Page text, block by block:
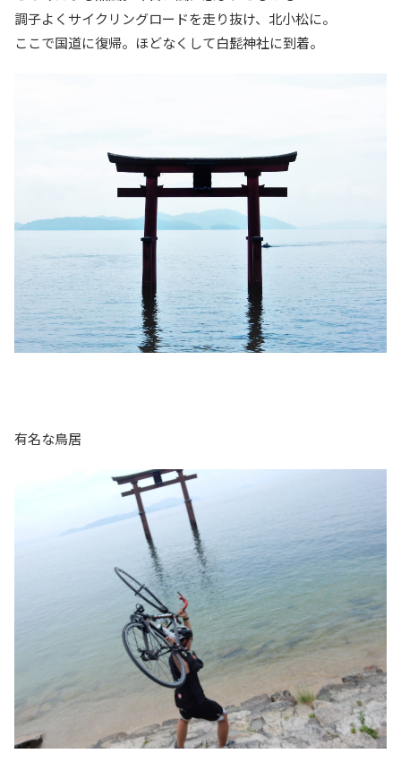
調子よくサイクリングロードを走り抜け、北小松に。
ここで国道に復帰。ほどなくして白髭神社に到着。
有名な鳥居